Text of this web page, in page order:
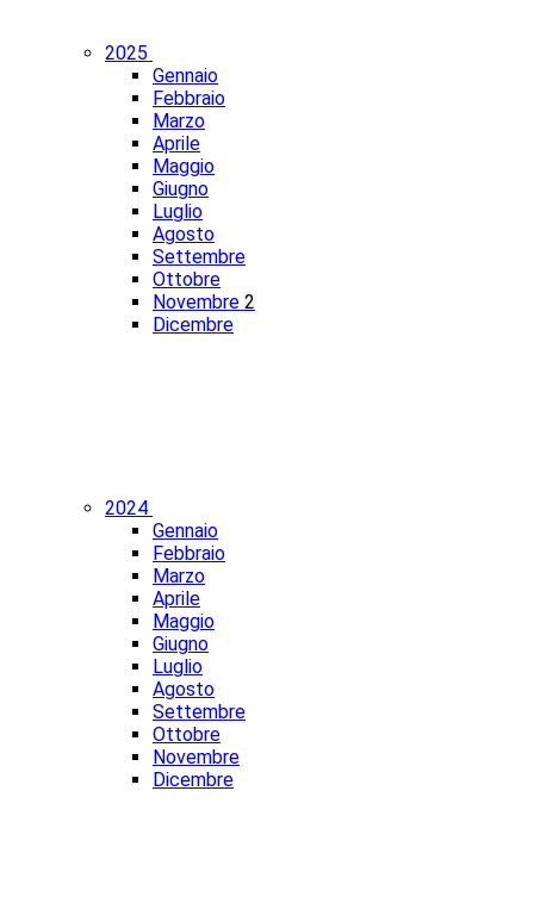
2025
Gennaio
Febbraio
Marzo
Aprile
Maggio
Giugno
Luglio
Agosto
Settembre
Ottobre
Novembre 2
Dicembre
2024
Gennaio
Febbraio
Marzo
Aprile
Maggio
Giugno
Luglio
Agosto
Settembre
Ottobre
Novembre
Dicembre